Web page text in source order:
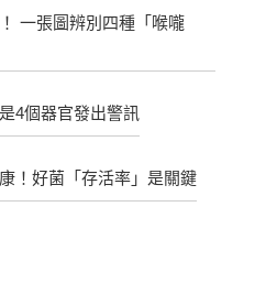
一張圖辨別四種「喉嚨
4個器官發出警訊
！好菌「存活率」是關鍵